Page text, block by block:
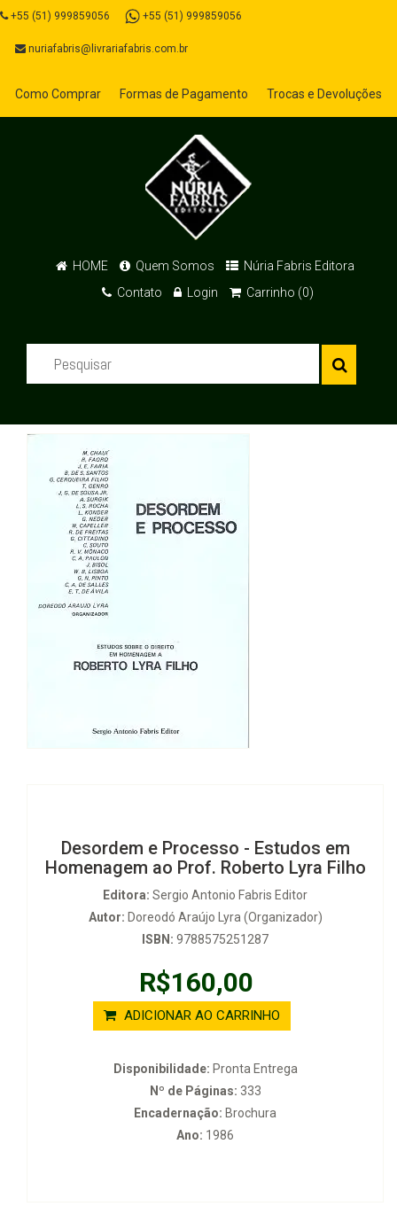
+55 (51) 999859056 +55 (51) 999859056
nuriafabris@livrariafabris.com.br
Como Comprar Formas de Pagamento Trocas e Devoluções
HOME Quem Somos
Núria Fabris Editora
Contato
Login Carrinho (0)
Desordem e Processo - Estudos em
Homenagem ao Prof. Roberto Lyra Filho
Editora: Sergio Antonio Fabris Editor
Autor: Doreodó Araújo Lyra (Organizador)
ISBN: 9788575251287
R$160,00
ADICIONAR AO CARRINHO
Disponibilidade: Pronta Entrega
Nº de Páginas: 333
Encadernação: Brochura
Ano: 1986